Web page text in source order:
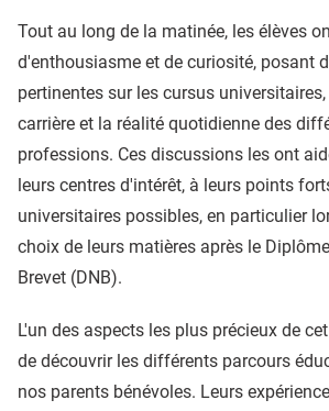
Tout au long de la matinée, les élèves
d'enthousiasme et de curiosité, posant
pertinentes sur les cursus
carrière et la réalité quotidienne des
professions. Ces discussions les ont
leurs centres d'intérêt, à leurs points
universitaires possibles, en particulier
choix de leurs matières après le
Brevet (DNB).
L'un des aspects les plus précieux de
de découvrir les différents parcours
nos parents bénévoles. Leurs